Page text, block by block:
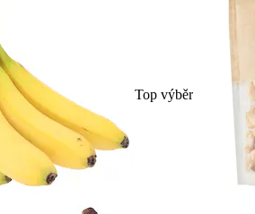
Top výběr